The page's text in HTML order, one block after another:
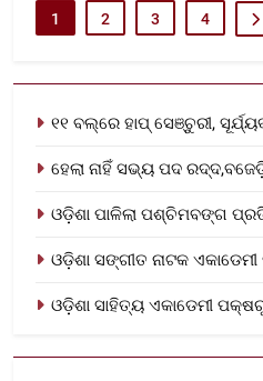
1 2 3 4
୧୧ ବଲ୍‌ରେ ହାପ୍ ସେଞ୍ଚୁରୀ,
ହେଲା ନାହିଁ ସଭ୍ୟ ପଦ
ଓଡ଼ିଶା ପାଳିଲା ପଶ୍ଚିମବଙ୍ଗ
ଓଡ଼ିଶା ସଙ୍ଗୀତ ନାଟକ
ଓଡ଼ିଶା ସାହିତ୍ୟ ଏକାଡେମୀ